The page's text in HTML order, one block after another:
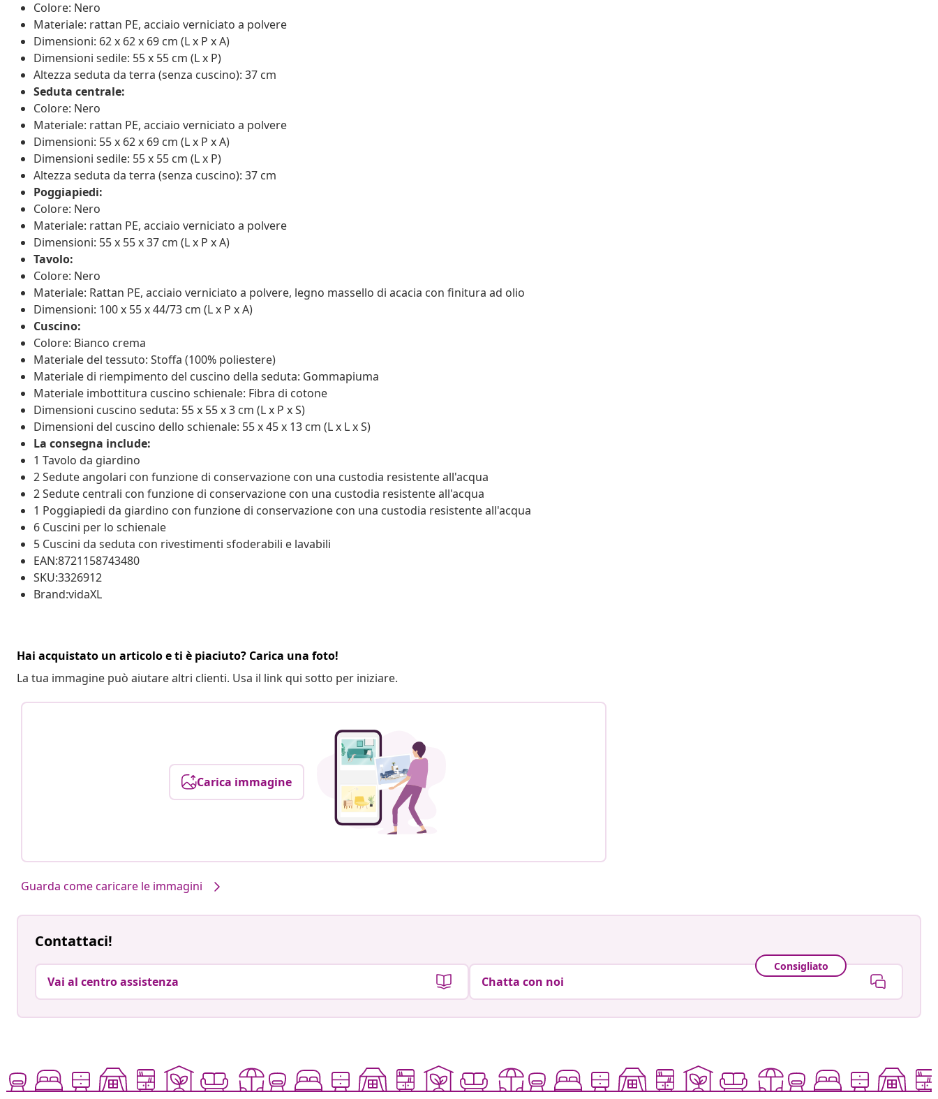
Colore: Nero
Materiale: rattan PE, acciaio verniciato a polvere
Dimensioni: 62 x 62 x 69 cm (L x P x A)
Dimensioni sedile: 55 x 55 cm (L x P)
Altezza seduta da terra (senza cuscino): 37 cm
Seduta centrale:
Colore: Nero
Materiale: rattan PE, acciaio verniciato a polvere
Dimensioni: 55 x 62 x 69 cm (L x P x A)
Dimensioni sedile: 55 x 55 cm (L x P)
Altezza seduta da terra (senza cuscino): 37 cm
Poggiapiedi:
Colore: Nero
Materiale: rattan PE, acciaio verniciato a polvere
Dimensioni: 55 x 55 x 37 cm (L x P x A)
Tavolo:
Colore: Nero
Materiale: Rattan PE, acciaio verniciato a polvere, legno massello di acacia con finitura ad olio
Dimensioni: 100 x 55 x 44/73 cm (L x P x A)
Cuscino:
Colore: Bianco crema
Materiale del tessuto: Stoffa (100% poliestere)
Materiale di riempimento del cuscino della seduta: Gommapiuma
Materiale imbottitura cuscino schienale: Fibra di cotone
Dimensioni cuscino seduta: 55 x 55 x 3 cm (L x P x S)
Dimensioni del cuscino dello schienale: 55 x 45 x 13 cm (L x L x S)
La consegna include:
1 Tavolo da giardino
2 Sedute angolari con funzione di conservazione con una custodia resistente all'acqua
2 Sedute centrali con funzione di conservazione con una custodia resistente all'acqua
1 Poggiapiedi da giardino con funzione di conservazione con una custodia resistente all'acqua
6 Cuscini per lo schienale
5 Cuscini da seduta con rivestimenti sfoderabili e lavabili
EAN:8721158743480
SKU:3326912
Brand:vidaXL
Hai acquistato un articolo e ti è piaciuto? Carica una foto!
La tua immagine può aiutare altri clienti. Usa il link qui sotto per iniziare.
Carica immagine
Guarda come caricare le immagini
Contattaci!
Vai al centro assistenza
Consigliato
Chatta con noi